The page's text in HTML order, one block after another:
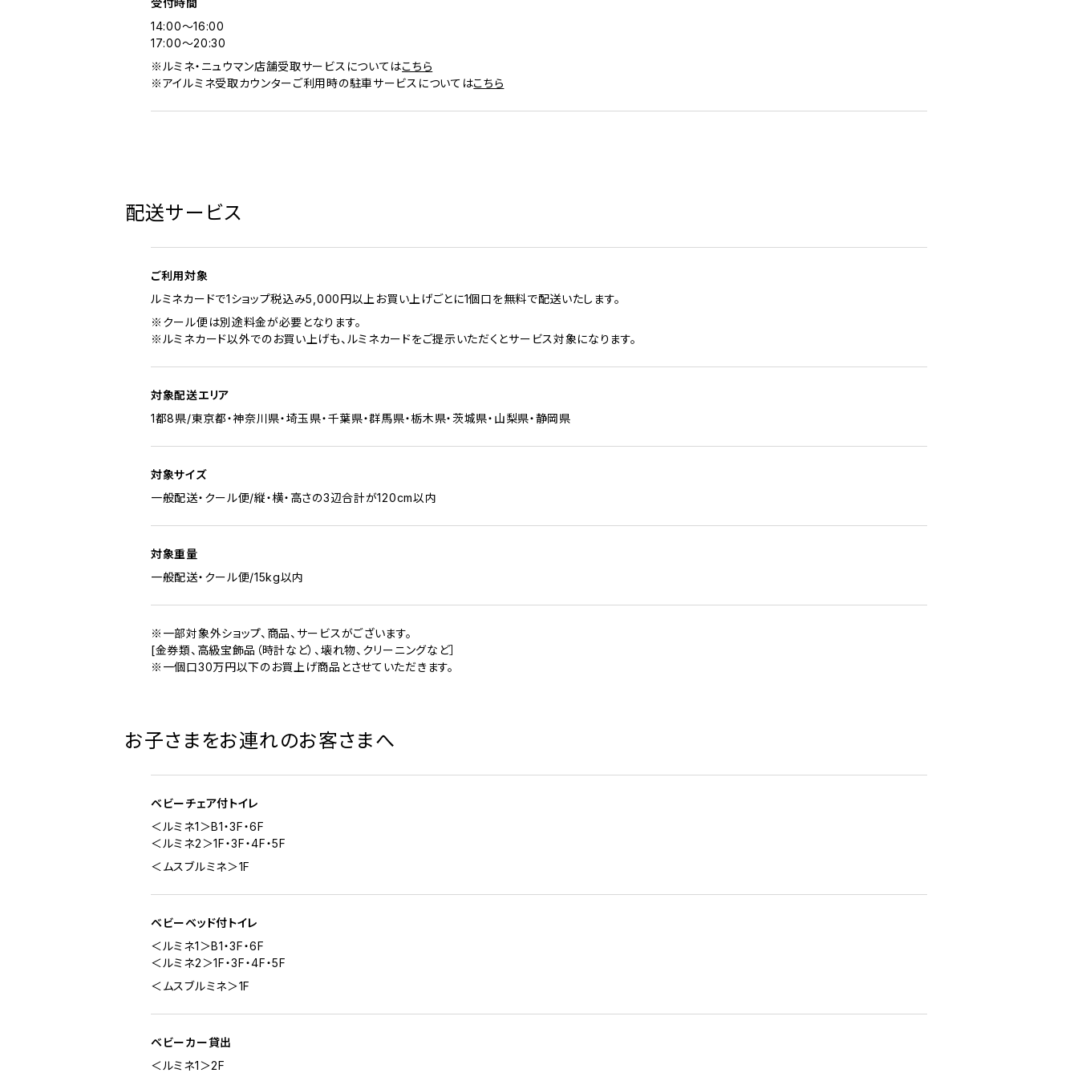
受付時間
14:00～16:00
17:00～20:30
※ルミネ・ニュウマン店舗受取サービスについてはこちら
※アイルミネ受取カウンターご利用時の駐車サービスについてはこちら
配送サービス
ご利用対象
ルミネカードで1ショップ税込み5,000円以上お買い上げごとに1個口を無料で配送いたします。
※クール便は別途料金が必要となります。
※ルミネカード以外でのお買い上げも、ルミネカードをご提示いただくとサービス対象になります。
対象配送エリア
1都8県/東京都・神奈川県・埼玉県・千葉県・群馬県・栃木県・茨城県・山梨県・静岡県
対象サイズ
一般配送・クール便/縦・横・高さの3辺合計が120cm以内
対象重量
一般配送・クール便/15kg以内
※一部対象外ショップ、商品、サービスがございます。
[金券類、高級宝飾品（時計など）、壊れ物、クリーニングなど］
※一個口30万円以下のお買上げ商品とさせていただきます。
お子さまをお連れのお客さまへ
ベビーチェア付トイレ
＜ルミネ1＞B1・3F・6F
＜ルミネ2＞1F・3F・4F・5F
＜ムスブルミネ＞1F
ベビーベッド付トイレ
＜ルミネ1＞B1・3F・6F
＜ルミネ2＞1F・3F・4F・5F
＜ムスブルミネ＞1F
ベビーカー貸出
＜ルミネ1＞2F